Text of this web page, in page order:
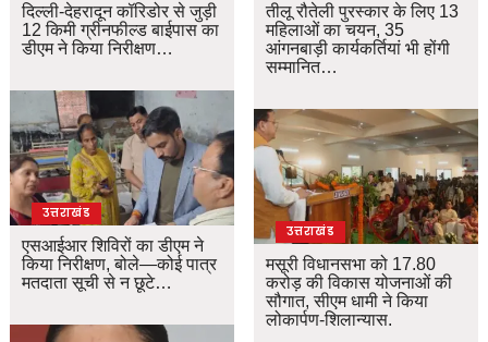
दिल्ली-देहरादून कॉरिडोर से जुड़ी
12 किमी ग्रीनफील्ड बाईपास का
डीएम ने किया निरीक्षण…
उत्तराखंड
एसआईआर शिविरों का डीएम ने
किया निरीक्षण, बोले—कोई पात्र
मतदाता सूची से न छूटे…
तीलू रौतेली पुरस्कार के लिए 13
महिलाओं का चयन, 35
आंगनबाड़ी कार्यकर्तियां भी होंगी
सम्मानित…
उत्तराखंड
मसूरी विधानसभा को 17.80
करोड़ की विकास योजनाओं की
सौगात, सीएम धामी ने किया
लोकार्पण-शिलान्यास.